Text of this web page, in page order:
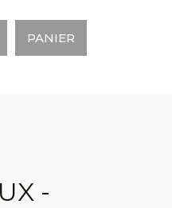
PANIER
-